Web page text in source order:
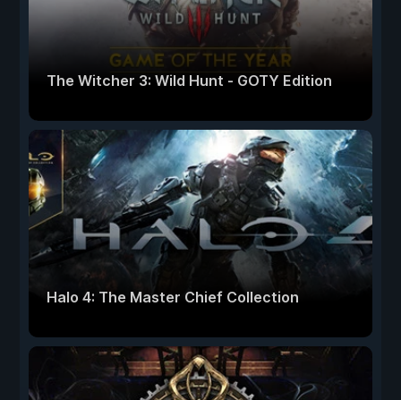
The Witcher 3: Wild Hunt - GOTY Edition
Halo 4: The Master Chief Collection